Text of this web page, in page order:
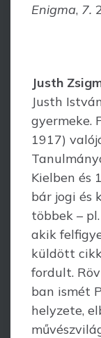
Enigma, 7.
Justh
Justh
gyermeke.
1917)
Kielben és
bár jogi és
többek –
akik
küldött
fordult.
ban ismét
helyzete,